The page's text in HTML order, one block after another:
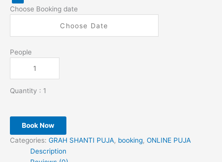
Choose Booking date
People
Quantity : 1
Book Now
Categories: GRAH SHANTI PUJA, booking, ONLINE PUJA
Description